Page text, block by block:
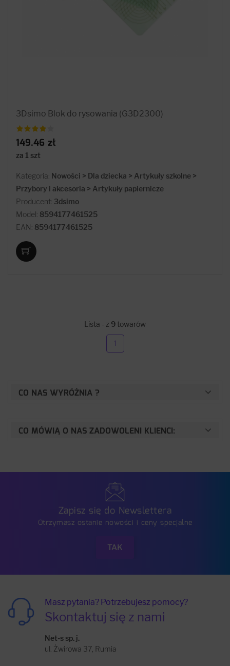
3Dsimo Blok do rysowania (G3D2300)
149.46 zł
za 1 szt
Kategoria: Nowości > Dla dziecka > Artykuły szkolne >
Przybory i akcesoria > Artykuły papiernicze
Producent: 3dsimo
Model: 8594177461525
EAN: 8594177461525
Lista - z 9towarów
1
CO NAS WYRÓŻNIA ?
CO MÓWIĄ O NAS ZADOWOLENI KLIENCI:
Zapisz się do Newslettera
Otrzymasz ostanie nowości i ceny specjalne
Masz pytania? Potrzebujesz pomocy?
Skontaktuj się z nami
Net-s sp. j.
ul. Żwirowa 37, Rumia